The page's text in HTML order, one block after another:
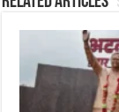
o
k
p
p